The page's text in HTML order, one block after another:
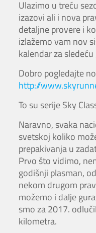
Ulazimo u treću
izazovi ali i nova
detaljne provere i
izlažemo vam nov
kalendar za
Dobro pogledajte
http://
To su serije Sky
Naravno, svaka
svetskoj koliko
prepakivanja u
Prvo što vidimo,
godišnji plasman,
nekom drugom
možemo i dalje
smo za 2017.
kilometra.